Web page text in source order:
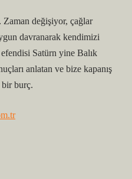
Zaman değişiyor, çağlar
davranarak kendimizi
Satürn yine Balık
anlatan ve bize kapanış
bir burç.